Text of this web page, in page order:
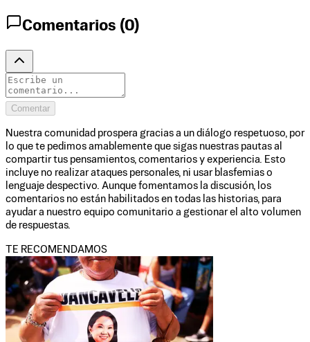
Comentarios (0)
Comentar
Nuestra comunidad prospera gracias a un diálogo respetuoso, por
lo que te pedimos amablemente que sigas nuestras pautas al
compartir tus pensamientos, comentarios y experiencia. Esto
incluye no realizar ataques personales, ni usar blasfemias o
lenguaje despectivo. Aunque fomentamos la discusión, los
comentarios no están habilitados en todas las historias, para
ayudar a nuestro equipo comunitario a gestionar el alto volumen
de respuestas.
TE RECOMENDAMOS